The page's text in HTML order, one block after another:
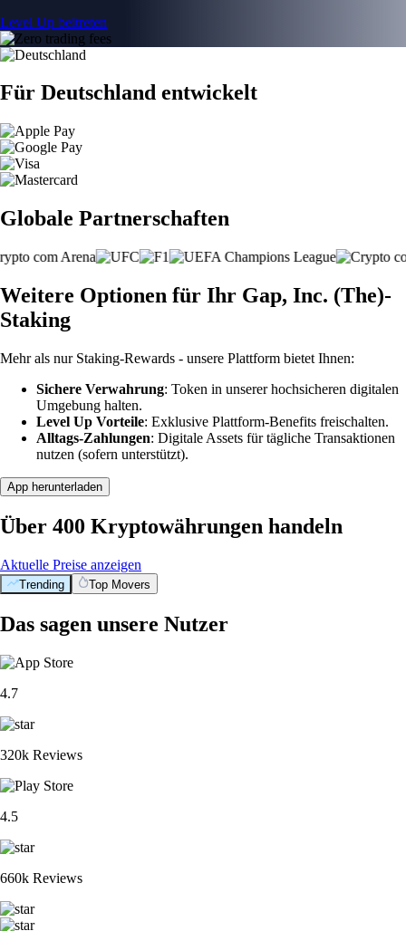
Level Up beitreten
Für Deutschland entwickelt
Globale Partnerschaften
Weitere Optionen für Ihr Gap, Inc. (The)-
Staking
Mehr als nur Staking-Rewards - unsere Plattform bietet Ihnen:
Sichere Verwahrung: Token in unserer hochsicheren digitalen
Umgebung halten.
Level Up Vorteile: Exklusive Plattform-Benefits freischalten.
Alltags-Zahlungen: Digitale Assets für tägliche Transaktionen
nutzen (sofern unterstützt).
App herunterladen
Über 400 Kryptowährungen handeln
Aktuelle Preise anzeigen
Trending Top Movers
Das sagen unsere Nutzer
4.7
320k Reviews
4.5
660k Reviews